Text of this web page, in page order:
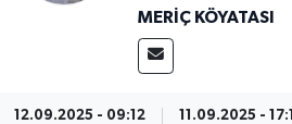
MERIÇ KÖYATASI
12.09.2025 - 09:12 11.09.2025 -
RESMİ REKLAMLAR
MAGAZİN
Son Dakika Haberleri